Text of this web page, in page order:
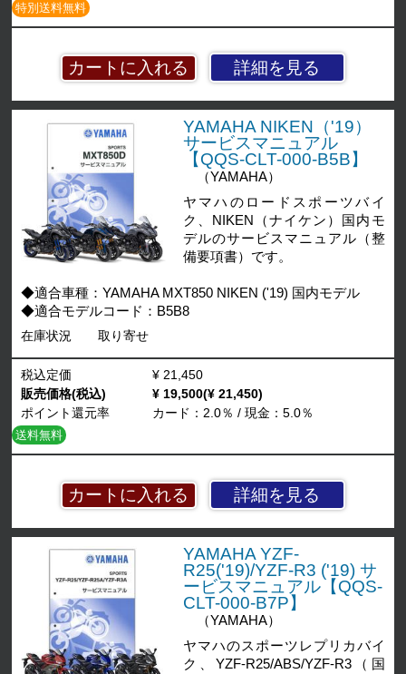
詳細を見る
特別送料無料
YAMAHA NIKEN（'19）
サービスマニュアル
【QQS-CLT-000-B5B】
（YAMAHA）
ヤマハのロードスポーツバイ
ク、NIKEN（ナイケン）国内モ
デルのサービスマニュアル（整
備要項書）です。
◆適合車種：YAMAHA MXT850 NIKEN ('19) 国内モデル
◆適合モデルコード：B5B8
在庫状況
取り寄せ
詳細を見る
税込定価
¥ 21,450
販売価格(税込)
¥ 19,500(¥ 21,450)
ポイント還元率
カード：2.0％ / 現金：5.0％
送料無料
YAMAHA YZF-
R25('19)/YZF-R3 ('19) サ
ービスマニュアル【QQS-
CLT-000-B7P】
（YAMAHA）
ヤマハのスポーツレプリカバイ
ク、YZF-R25/ABS/YZF-R3（国